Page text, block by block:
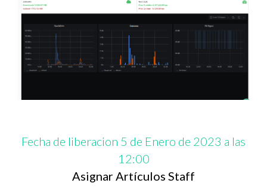
Fecha de liberacion 5 de Enero de 2023 a las
12:00
Asignar Artículos Staff